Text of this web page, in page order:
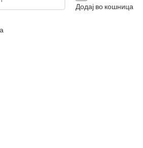
Додај во кошница